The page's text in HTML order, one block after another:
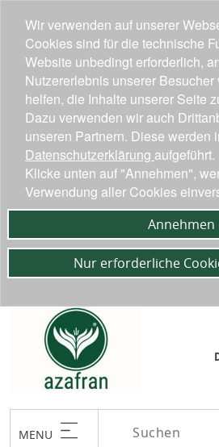
MENU
Wir verwenden auf unserer
Cookies sind für die technische
Website unbedingt erforderlich,
Nutzererlebnis unserer
helfen, die Inhalte unserer Seite
Dazu verwenden wir auch
unseren Partnern. Diese werden
Datenschutzerklärung aufgeführt.
Klicke unten auf "Annehmen",
Verwendung aller Cookies
Annehmen
Nur erforderliche